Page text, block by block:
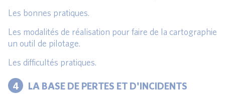
Les bonnes pratiques.
Les modalités de réalisation pour faire de la cartographie
un outil de pilotage.
Les difficultés pratiques.
4 LA BASE DE PERTES ET D'INCIDENTS